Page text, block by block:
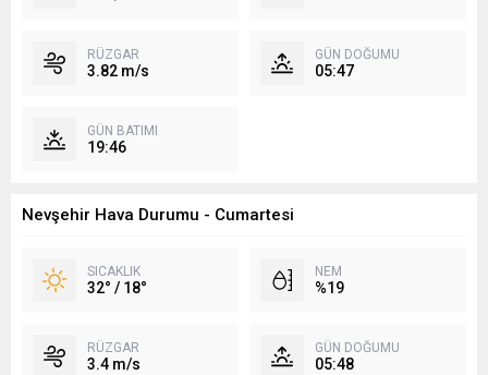
RÜZGAR
3.82 m/s
GÜN DOĞUMU
05:47
GÜN BATIMI
19:46
Nevşehir Hava Durumu - Cumartesi
SICAKLIK
32° / 18°
NEM
%19
RÜZGAR
3.4 m/s
GÜN DOĞUMU
05:48